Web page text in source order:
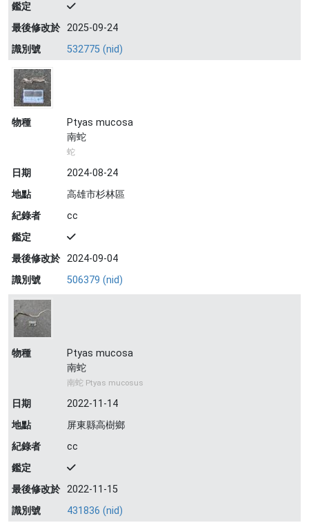
鑑定
最後修改於 2025-09-24
識別號
532775 (nid)
物種
Ptyas mucosa
南蛇
蛇
日期
2024-08-24
地點
高雄市杉林區
紀錄者
cc
鑑定
最後修改於 2024-09-04
識別號
506379 (nid)
物種
Ptyas mucosa
南蛇
南蛇 Ptyas mucosus
日期
2022-11-14
地點
屏東縣高樹鄉
紀錄者
cc
鑑定
最後修改於 2022-11-15
識別號
431836 (nid)